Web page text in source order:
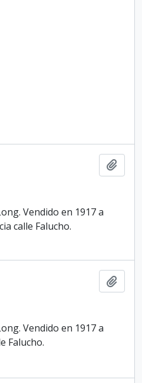
Vendido en 1917 a
calle Falucho.
Vendido en 1917 a
Falucho.